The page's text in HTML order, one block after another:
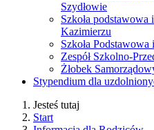
Szydłowie
Szkoła
Kazimierzu
Szkoła
Zespół Szkolno-
Żłobek
Stypendium dla
Jesteś tutaj
Start